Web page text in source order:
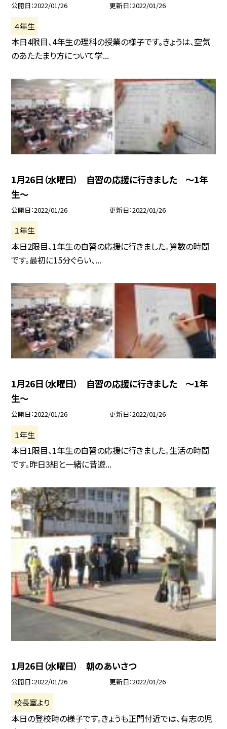
公開日 2022/01/26 更新日 2022/01/26
４年生
本日4限目、4年生の理科の授業の様子です。きょうは、空気
のあたたまり方について学...
1月26日（水曜日） 自習の応援に行きました 〜1年
生〜
公開日 2022/01/26 更新日 2022/01/26
１年生
本日2限目、1年生の自習の応援に行きました。算数の時間
です。最初に15分ぐらい、...
1月26日（水曜日） 自習の応援に行きました 〜1年
生〜
公開日 2022/01/26 更新日 2022/01/26
１年生
本日1限目、1年生の自習の応援に行きました。生活の時間
です。昨日3組と一緒に昔遊...
1月26日（水曜日） 朝のあいさつ
公開日 2022/01/26 更新日 2022/01/26
校長室より
本日の登校時の様子です。きょうも正門付近では、有志の児